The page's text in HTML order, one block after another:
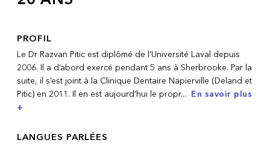
PROFIL
Le Dr Razvan Pitic est diplômé de l’Université Laval depuis
2006. Il a d’abord exercé pendant 5 ans à Sherbrooke. Par la
suite, il s’est joint à la Clinique Dentaire Napierville (Deland et
Pitic) en 2011. Il en est aujourd’hui le propr...
En savoir plus
+
LANGUES PARLÉES